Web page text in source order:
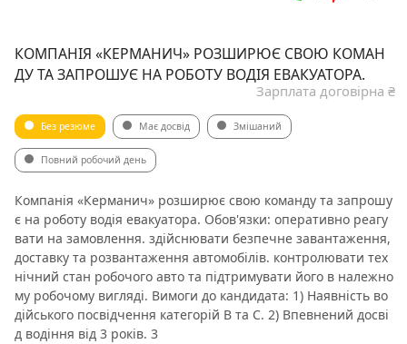
КОМПАНІЯ «КЕРМАНИЧ» РОЗШИРЮЄ СВОЮ КОМАН
ДУ ТА ЗАПРОШУЄ НА РОБОТУ ВОДІЯ ЕВАКУАТОРА.
Зарплата договірна ₴
Без резюме Має досвід Змішаний
Повний робочий день
Компанія «Керманич» розширює свою команду та запрошу
є на роботу водія евакуатора. Обов'язки: оперативно реагу
вати на замовлення. здійснювати безпечне завантаження,
доставку та розвантаження автомобілів. контролювати тех
нічний стан робочого авто та підтримувати його в належно
му робочому вигляді. Вимоги до кандидата: 1) Наявність во
дійського посвідчення категорій B та C. 2) Впевнений досві
д водіння від 3 років. 3